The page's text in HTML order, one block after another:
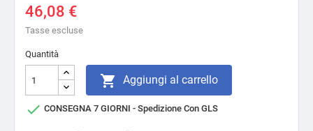
46,08 €
Tasse escluse
Quantità
 Aggiungi al carrello
 CONSEGNA 7 GIORNI - Spedizione Con GLS